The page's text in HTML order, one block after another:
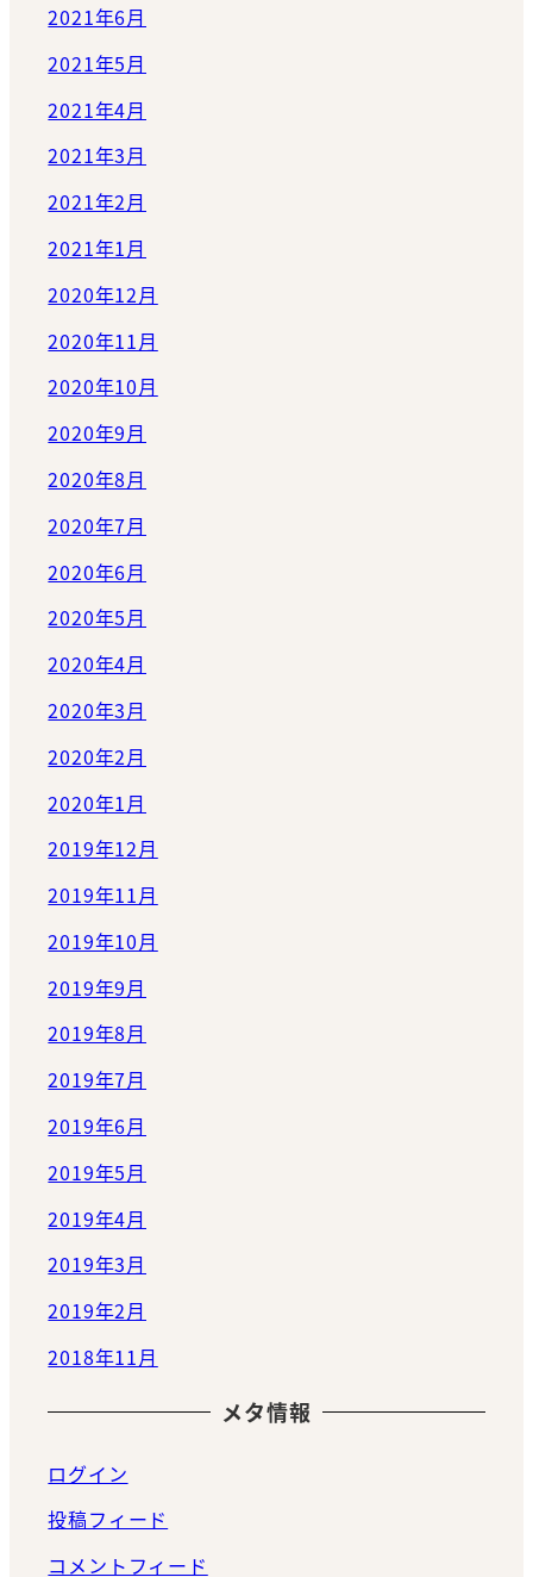
2021年6月
2021年5月
2021年4月
2021年3月
2021年2月
2021年1月
2020年12月
2020年11月
2020年10月
2020年9月
2020年8月
2020年7月
2020年6月
2020年5月
2020年4月
2020年3月
2020年2月
2020年1月
2019年12月
2019年11月
2019年10月
2019年9月
2019年8月
2019年7月
2019年6月
2019年5月
2019年4月
2019年3月
2019年2月
2018年11月
メタ情報
ログイン
投稿フィード
コメントフィード